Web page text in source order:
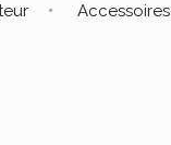
Accessoires